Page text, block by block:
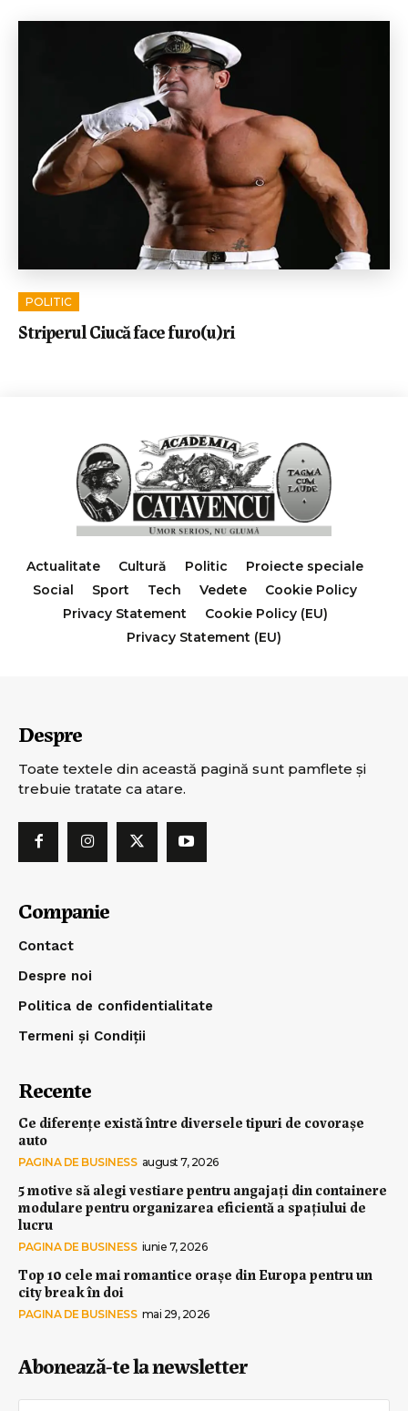
POLITIC
Striperul Ciucă face furo(u)ri
Actualitate Cultură Politic
Proiecte speciale
Social
Sport Tech Vedete
Cookie Policy
Privacy Statement
Cookie Policy (EU)
Privacy Statement (EU)
Despre
Toate textele din această pagină sunt pamflete şi
trebuie tratate ca atare.
Companie
Contact
Despre noi
Politica de confidentialitate
Termeni și Condiții
Recente
Ce diferențe există între diversele tipuri de covorașe
auto
PAGINA DE BUSINESS august 7, 2026
5 motive să alegi vestiare pentru angajați din containere
modulare pentru organizarea eficientă a spațiului de
lucru
PAGINA DE BUSINESS iunie 7, 2026
Top 10 cele mai romantice orașe din Europa pentru un
city break în doi
PAGINA DE BUSINESS mai 29, 2026
Abonează-te la newsletter